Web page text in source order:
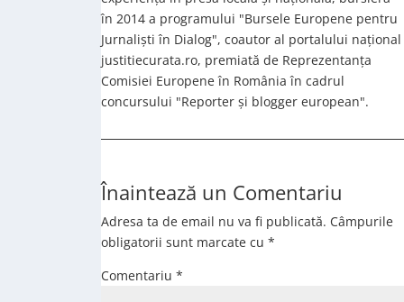
în 2014 a programului "Bursele Europene pentru
Jurnaliști în Dialog", coautor al portalului național
justitiecurata.ro, premiată de Reprezentanța
Comisiei Europene în România în cadrul
concursului "Reporter și blogger european".
Înaintează un Comentariu
Adresa ta de email nu va fi publicată. Câmpurile
obligatorii sunt marcate cu *
Comentariu *